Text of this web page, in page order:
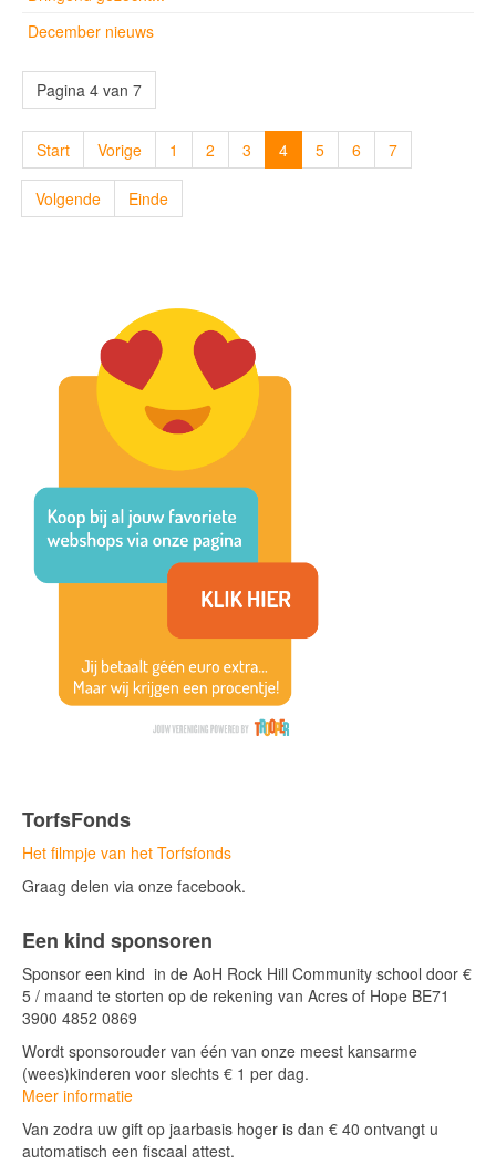
December nieuws
Pagina 4 van 7
Start Vorige 1 2 3 4 5 6 7
Volgende Einde
TorfsFonds
Het filmpje van het Torfsfonds
Graag delen via onze facebook.
Een kind sponsoren
Sponsor een kind in de AoH Rock Hill Community school door €
5 / maand te storten op de rekening van Acres of Hope BE71
3900 4852 0869
Wordt sponsorouder van één van onze meest kansarme
(wees)kinderen voor slechts € 1 per dag.
Meer informatie
Van zodra uw gift op jaarbasis hoger is dan € 40 ontvangt u
automatisch een fiscaal attest.